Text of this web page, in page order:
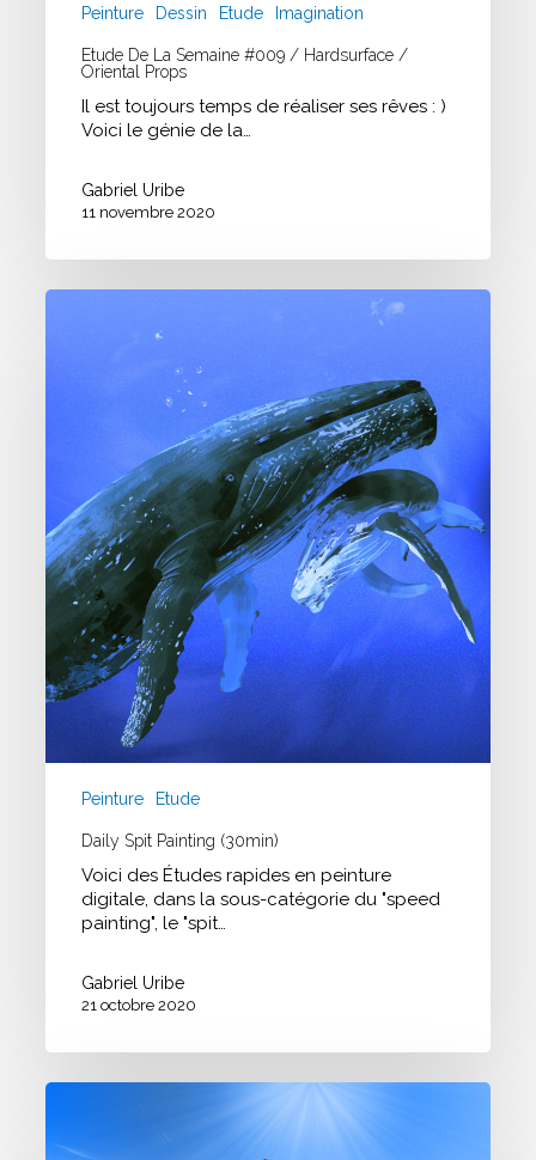
Peinture Dessin Etude Imagination
Etude De La Semaine #009 / Hardsurface /
Oriental Props
Il est toujours temps de réaliser ses rêves : )
Voici le génie de la…
Gabriel Uribe
11 novembre 2020
Daily
Peinture Etude
Daily Spit Painting (30min)
Voici des Études rapides en peinture
digitale, dans la sous-catégorie du "speed
painting", le "spit…
Gabriel Uribe
21 octobre 2020